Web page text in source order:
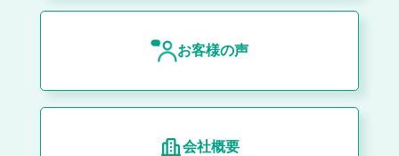
お客様の声
会社概要